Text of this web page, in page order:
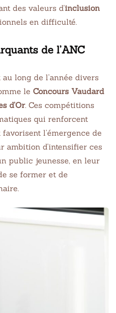
des valeurs d’inclusion
en difficulté.
de l’ANC
long de l’année divers
le Concours Vaudard
d’Or. Ces compétitions
qui renforcent
l’émergence de
ambition d’intensifier ces
public jeunesse, en leur
se former et de